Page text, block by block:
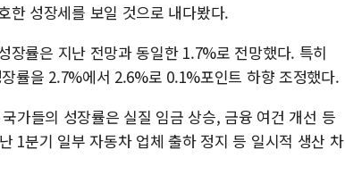
한 성장세를 보일 것으로 내다봤다.
률은 지난 전망과 동일한 1.7%로 전망했다. 특히
률을 2.7%에서 2.6%로 0.1%포인트 하향 조정했다.
가들의 성장률은 실질 임금 상승, 금융 여건 개선 등
1분기 일부 자동차 업체 출하 정지 등 일시적 생산 차